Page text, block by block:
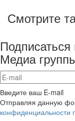
Смотрите
Медиа
Введите ваш E-mail
Отправляя данную
конфиденциальности